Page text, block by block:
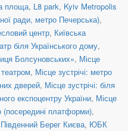
площа, L8 park, Kyiv Metropolis
ради, метро Печерська),
центр, Київська
біля Українського дому,
Болсуновських», Місце
, Місце зустрічі: метро
дверей, Місце зустрічі: біля
експоцентру України, Місце
(посередині платформи),
Південний Берег Києва, ЮБК